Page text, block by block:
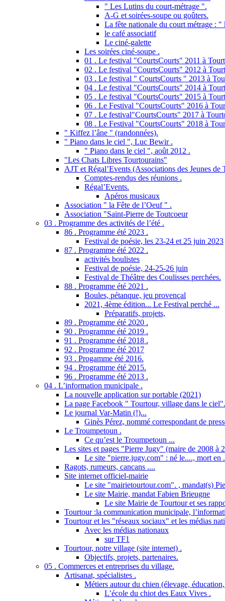
" Les Lutins du court-métrage ".
A-G et soirées-soupe ou goûters.
La fête nationale du court métrage :
le café associatif
Le ciné-galette
Les soirées ciné-soupe .
01 . Le festival "CourtsCourts" 2011 à
02 . Le festival "CourtsCourts" 2012 à
03 . Le festival " CourtsCourts " 2013 à
04 . Le festival "CourtsCourts" 2014 à
05 . Le festival "CourtsCourts" 2015 à
06 . Le Festival "CourtsCourts" 2016 à
07 . Le festival"CourtsCourts" 2017 à
08 . Le Festival "CourtsCourts" 2018 à
" Kiffez l’âne " (randonnées).
" Piano dans le ciel ", Luc Bewir .
" Piano dans le ciel ", août 2012 .
"Les Chats Libres Tourtourains"
AJT et Régal’Events (Associations des Jeunes de
Comptes-rendus des réunions .
Régal’Events.
Apéros musicaux
Association " la Fête de l’Oeuf " .
Association "Saint-Pierre de Toutcoeur
03 . Programme des activités de l’été .
86 . Programme été 2023 .
Festival de poésie, les 23-24 et 25 juin 2023
87 . Programme été 2022 .
activités boulistes
Festival de poésie, 24-25-26 juin
Festival de Théâtre des Coulisses perchées.
88 . Programme été 2021 .
Boules, pétanque, jeu provençal
2021, 4ème édition... Le Festival perché ...
Préparatifs, projets,
89 . Programme été 2020 .
90 . Programme été 2019 .
91 . Programme été 2018 .
92 . Programme été 2017
93 . Progamme été 2016.
94 . Programme été 2015.
96 . Programme été 2013 .
04 . L’information municipale .
La nouvelle application sur portable (2021)
La page Facebook " Tourtour, village dans le ciel".
Le journal Var-Matin (!)...
Ginès Pérez, nommé correspondant de
Le Troumpetoun .
Ce qu’est le Troumpetoun ...
Les sites et pages "Pierre Jugy" (maire de 2008 à
Le site "pierre.jugy.com" : né le...., mort en
Ragots, rumeurs, cancans ....
Site internet officiel-mairie
Le site "mairietourtour.com". , mandat(s)
Le site Mairie, mandat Fabien Brieugne
Le site Mairie de Tourtour et ses
Tourtour :la communication municipale,
Tourtour et les "réseaux sociaux" et les médias
Avec les médias nationaux
sur TF1
Tourtour, notre village (site internet) .
Objectifs, projets, partenaires.
05 . Commerces et entreprises du village.
Artisanat, spécialistes .
Métiers autour du chien (élevage,
L’école du chiot des Eaux Vives .